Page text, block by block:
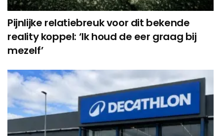
Pijnlijke relatiebreuk voor dit bekende
reality koppel: ‘Ik houd de eer graag bij
mezelf’